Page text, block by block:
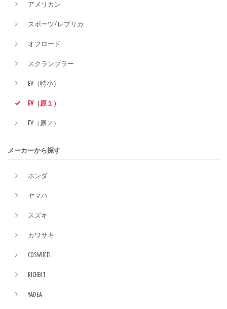
アメリカン
スポーツ/レプリカ
オフロード
スクランブラー
EV（特小）
EV（原１）
EV（原２）
メーカーから探す
ホンダ
ヤマハ
スズキ
カワサキ
COSWHEEL
RICHBIT
YADEA